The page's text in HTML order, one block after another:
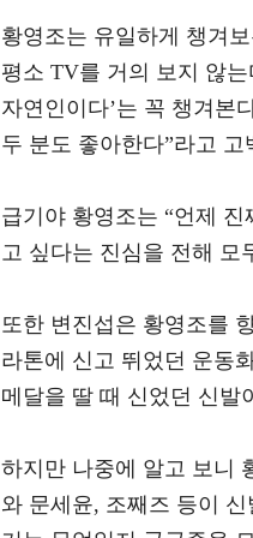
황영조는 유일하게 챙겨
평소 TV를 거의 보지 않는
자연인이다’는 꼭 챙겨본
두 분도 좋아한다”라고 고
급기야 황영조는 “언제
고 싶다는 진심을 전해 모
또한 변진섭은 황영조를
라톤에 신고 뛰었던 운동
메달을 딸 때 신었던 신발
하지만 나중에 알고 보니
와 문세윤, 조째즈 등이